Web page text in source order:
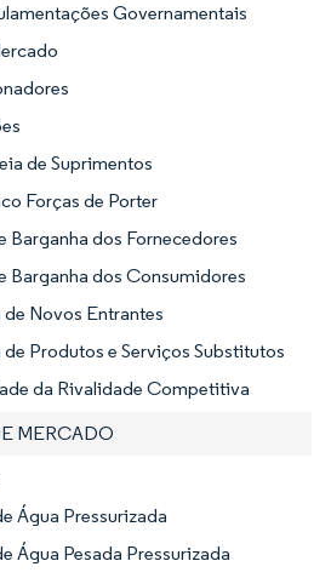
Governamentais
de Suprimentos
Forças de Porter
Barganha dos Fornecedores
Barganha dos Consumidores
de Novos Entrantes
de Produtos e Serviços Substitutos
da Rivalidade Competitiva
MERCADO
Água Pressurizada
Água Pesada Pressurizada